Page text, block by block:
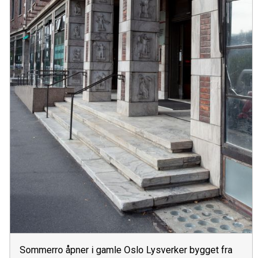
Sommerro åpner i gamle Oslo Lysverker bygget fra